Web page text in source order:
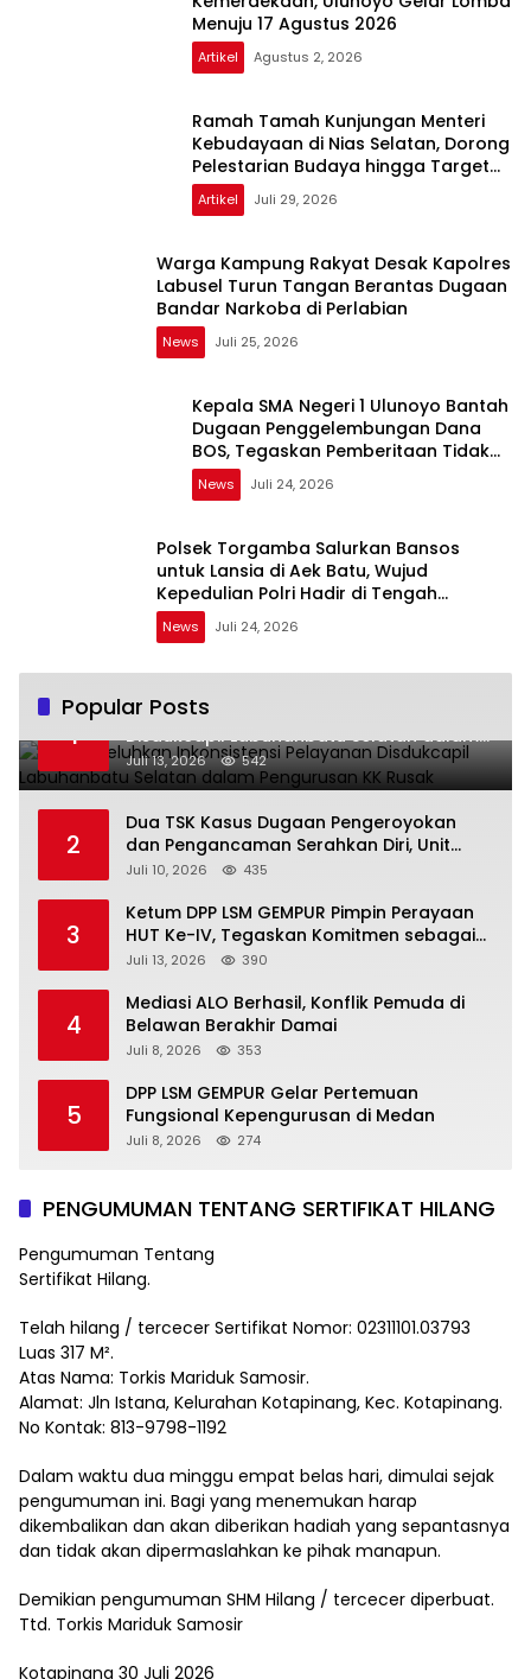
Menuju 17 Agustus 2026
Artikel Agustus 2, 2026
Ramah Tamah Kunjungan Menteri
Kebudayaan di Nias Selatan, Dorong
Pelestarian Budaya hingga Target
UNESCO
Artikel Juli 29, 2026
Warga Kampung Rakyat Desak Kapolres
Labusel Turun Tangan Berantas Dugaan
Bandar Narkoba di Perlabian
News Juli 25, 2026
Kepala SMA Negeri 1 Ulunoyo Bantah
Dugaan Penggelembungan Dana
BOS, Tegaskan Pemberitaan Tidak
Benar
News Juli 24, 2026
Polsek Torgamba Salurkan Bansos
untuk Lansia di Aek Batu, Wujud
Kepedulian Polri Hadir di Tengah
Masyarakat
News Juli 24, 2026
Popular Posts
1
Warga Keluhkan Inkonsistensi Pelayanan
Disdukcapil Labuhanbatu Selatan dalam
Pengurusan KK Rusak
Juli 13, 2026 542
2
Dua TSK Kasus Dugaan Pengeroyokan
dan Pengancaman Serahkan Diri, Unit
Reskrim Polsek Lolowau Tuntaskan
Juli 10, 2026 435
3
Ketum DPP LSM GEMPUR Pimpin Perayaan
HUT Ke-IV, Tegaskan Komitmen sebagai
Mitra Pemerintah dan Corong Aspirasi
Juli 13, 2026 390
4
Mediasi ALO Berhasil, Konflik Pemuda di
Belawan Berakhir Damai
Juli 8, 2026 353
5
DPP LSM GEMPUR Gelar Pertemuan
Fungsional Kepengurusan di Medan
Juli 8, 2026 274
PENGUMUMAN TENTANG SERTIFIKAT HILANG
Pengumuman Tentang
Sertifikat Hilang.
Telah hilang / tercecer Sertifikat Nomor: 02311101.03793
Luas 317 M².
Atas Nama: Torkis Mariduk Samosir.
Alamat: Jln Istana, Kelurahan Kotapinang, Kec. Kotapinang.
No Kontak: 813-9798-1192
Dalam waktu dua minggu empat belas hari, dimulai sejak
pengumuman ini. Bagi yang menemukan harap
dikembalikan dan akan diberikan hadiah yang sepantasnya
dan tidak akan dipermaslahkan ke pihak manapun.
Demikian pengumuman SHM Hilang / tercecer diperbuat.
Ttd. Torkis Mariduk Samosir
Kotapinang 30 Juli 2026